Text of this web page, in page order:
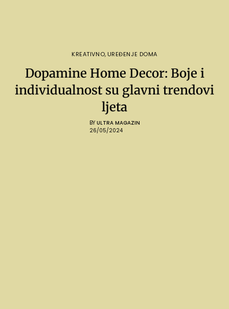
KREATIVNO, UREĐENJE DOMA
Dopamine Home Decor: Boje i
individualnost su glavni trendovi
ljeta
BY ULTRA MAGAZIN
26/05/2024